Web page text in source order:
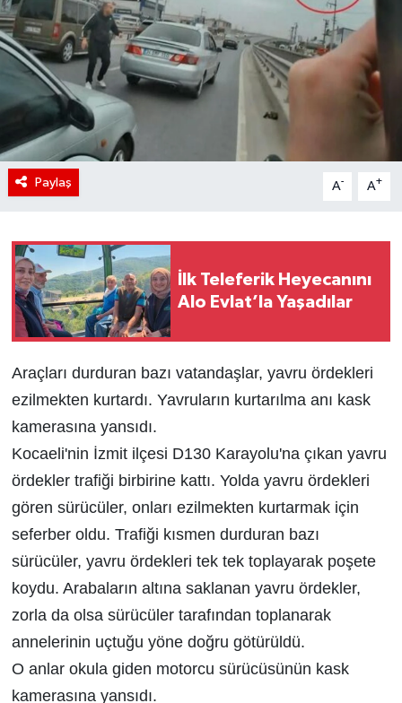
Paylaş A- A+
İlk Teleferik Heyecanını
Alo Evlat’la Yaşadılar
Araçları durduran bazı vatandaşlar, yavru ördekleri
ezilmekten kurtardı. Yavruların kurtarılma anı kask
kamerasına yansıdı.
Kocaeli'nin İzmit ilçesi D130 Karayolu'na çıkan yavru
ördekler trafiği birbirine kattı. Yolda yavru ördekleri
gören sürücüler, onları ezilmekten kurtarmak için
seferber oldu. Trafiği kısmen durduran bazı
sürücüler, yavru ördekleri tek tek toplayarak poşete
koydu. Arabaların altına saklanan yavru ördekler,
zorla da olsa sürücüler tarafından toplanarak
annelerinin uçtuğu yöne doğru götürüldü.
O anlar okula giden motorcu sürücüsünün kask
kamerasına yansıdı.